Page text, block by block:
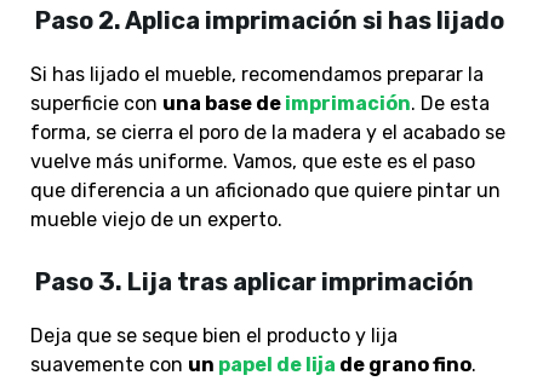
Paso 2. Aplica imprimación si has lijado
Si has lijado el mueble, recomendamos preparar la
superficie con una base de imprimación. De esta
forma, se cierra el poro de la madera y el acabado se
vuelve más uniforme. Vamos, que este es el paso
que diferencia a un aficionado que quiere pintar un
mueble viejo de un experto.
Paso 3. Lija tras aplicar imprimación
Deja que se seque bien el producto y lija
suavemente con un papel de lija de grano fino.